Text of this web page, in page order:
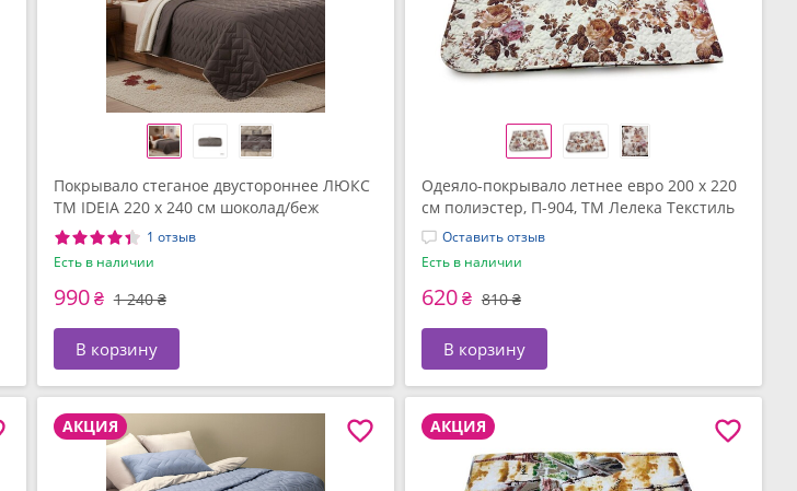
Покрывало стеганое двустороннее ЛЮКС
TM IDEIA 220 x 240 см шоколад/беж
1 отзыв
Есть в наличии
990₴ 1 240 ₴
В корзину
Одеяло-покрывало летнее евро 200 x 220
см полиэстер, П-904, ТМ Лелека Текстиль
Оставить отзыв
Есть в наличии
620₴ 810 ₴
В корзину
АКЦИЯ АКЦИЯ